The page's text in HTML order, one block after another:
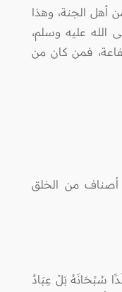
أهل الجنة، وهذا
الله عليه وسلم،
فمن كان من
أصناف من الخلق
سُبْحَانَهُ بَلْ عِبَادٌ